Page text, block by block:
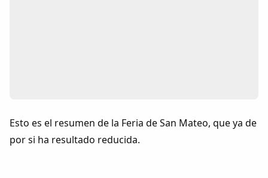
Foros
Esto es el resumen de la Feria de San Mateo, que ya de
por si ha resultado reducida.